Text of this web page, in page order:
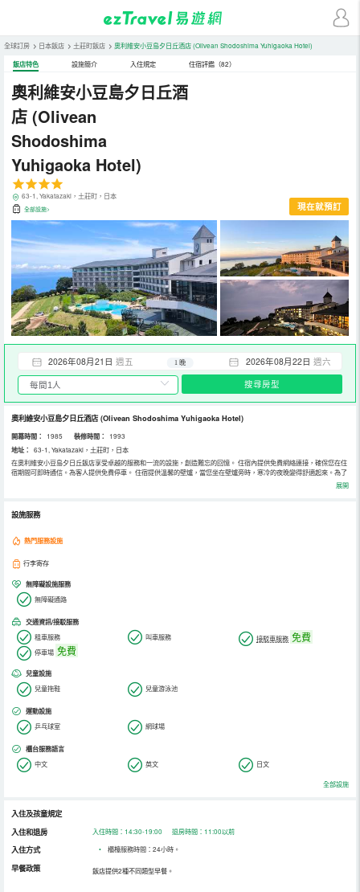
全球訂房 > 日本飯店 > 土莊町飯店 > 奧利維安小豆島夕日丘酒店(Olivean Shodoshima Yuhigaoka Hotel)
飯店特色 設施簡介 入住規定 住宿評鑑（82）
奧利維安小豆島夕日丘酒
店 (Olivean
Shodoshima
Yuhigaoka Hotel)
63-1, Yakatazaki，土莊町，日本
全部設施> 現在就預訂
2026年08月21日 週五 2026年08月22日 週六
1 晚
搜尋房型
奧利維安小豆島夕日丘酒店(Olivean Shodoshima Yuhigaoka Hotel)
開幕時間： 1985 裝修時間： 1993
地址：
63-1, Yakatazaki，土莊町，日本
在奧利維安小豆島夕日丘飯店享受卓越的服務和一流的設施，創造難忘的回憶。 住宿內提供免費網絡連接，確保您在住
宿期間可即時通信。為客人提供免費停車。 住宿提供溫馨的壁爐，當您坐在壁爐旁時，寒冷的夜晚變得舒適起來。為了
所有客人和員工的健康和福祉，您僅可在指定區域吸菸。 住宿提供各種美味的餐點選擇，隨時滿足您的胃口。住宿配有
自動售貨機，客人無論白天或是晚上都可以享用小零食。在奧利維安小豆島夕日丘飯店，客人可盡情享受令人愉悅的娛
趣。
展開
設施服務
熱門服務設施
行李寄存
無障礙設施服務
無障礙通路
交通資訊/接駁服務
租車服務 叫車服務 接駁車服務 免費
停車場 免費
兒童設施
兒童拖鞋 兒童游泳池
運動設施
乒乓球室 網球場
櫃台服務語言
中文 英文 日文
全部設施
入住及孩童規定
入住和退房
入住時間：14:30-19:00 退房時間：11:00以前
入住方式 • 櫃檯服務時間：24小時。
早餐政策 飯店提供2種不同類型早餐。